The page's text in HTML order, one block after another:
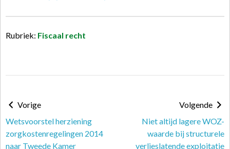
Rubriek: Fiscaal recht
Vorige
Wetsvoorstel herziening
zorgkostenregelingen 2014
naar Tweede Kamer
Volgende
Niet altijd lagere WOZ-
waarde bij structurele
verlieslatende exploitatie